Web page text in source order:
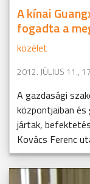
A kínai
fogadta a
közélet
2012. JÚLIUS 11.,
A gazdasági
központjaiban
jártak,
Kovács Ferenc